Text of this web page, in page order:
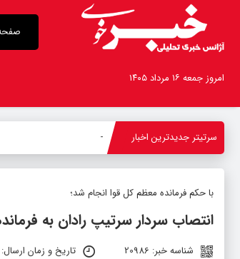
امروز جمعه ۱۶ مرداد ۱۴۰۵
سرتیتر جدیدترین اخبار بازدید ا
با حکم فرمانده معظم کل قوا انجام شد؛
انتصاب سردار سرتیپ رادان به
شناسه خبر: 20986 تاریخ و زمان ارسال: 17 دی 1401 ساعت 01:24